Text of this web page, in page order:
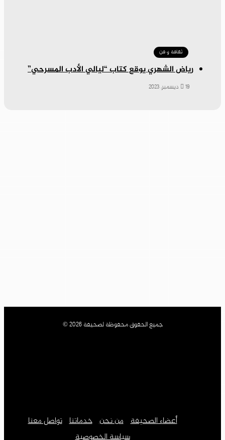
ثقافة و فن
رياض الشهري يوقع كتاب “ليالي الأدب المسرحي”
19 ديسمبر، 2023
جميع الحقوق محفوظة لصحيفة 2026 ©
أعضاء الصحيفة من نحن خدماتنا
تواصل معنا